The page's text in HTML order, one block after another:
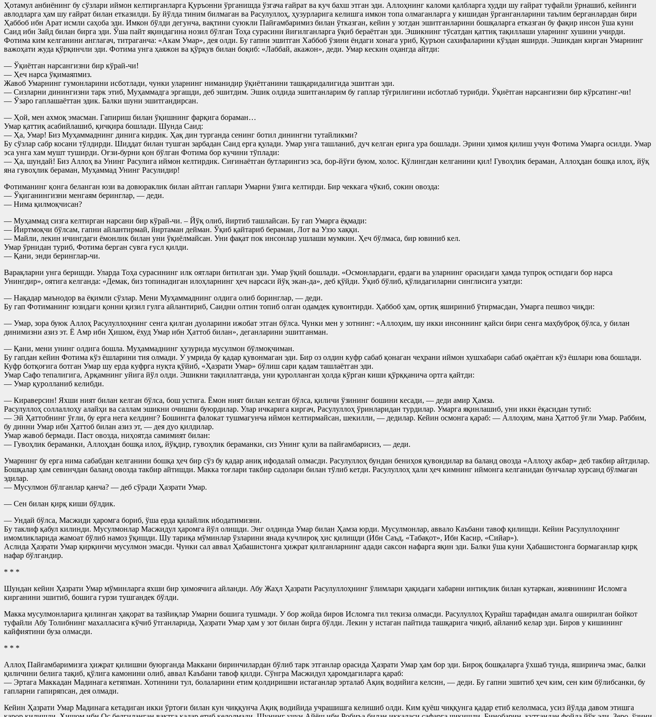
Ҳотамул анбиёнинг бу сўзлари иймон келтирганларга Қуръонни ўрганишда ўзгача ғайрат ва куч бахш этган эди. Аллоҳнинг каломи қалбларга худди шу ғайрат туфайли ўрнашиб, кейинги
авлодларга ҳам шу ғайрат билан етказилди. Бу йўлда тиним билмаган ва Расулуллоҳ, ҳузурларига келишга имкон топа олмаганларга у кишидан ўрганганларини таълим берганлардан бири
Ҳаббоб ибн Арат исмли саҳоба эди. Имкон бўлди дегунча, вақтини суюкли Пайғамбаримиз билан ўтказган, кейин у зотдан эшитганларини бошқаларга етказган бу фақир инсон ўша куни
Саид ибн Зайд билан бирга эди. Ўша пайт яқиндагина нозил бўлган Тоҳа сурасини йиғилганларга ўқиб бераётган эди. Эшикнинг тўсатдан қаттиқ тақиллаши уларнинг хушини учирди.
Фотима ким келганини англагач, титраганча: «Акам Умар», дея олди. Бу гапни эшитган Хаббоб ўзини ёндаги хонага уриб, Қуръон сахифаларини кўздан яширди. Эшикдан кирган Умарнинг
важоҳати жуда қўрқинчли эди. Фотима унга ҳаяжон ва қўрқув билан боқиб: «Лаббай, акажон», деди. Умар кескин оҳангда айтди:
— Ўқиётган нарсангизни бир кўрай-чи!
— Ҳеч нарса ўқимаяпмиз.
Жавоб Умарнинг гумонларини исботлади, чунки уларнинг ниманидир ўқиётганини ташқаридалигида эшитган эди.
— Сизларни динингизни тарк этиб, Муҳаммадга эргашди, деб эшитдим. Эшик олдида эшитганларим бу гаплар тўғрилигини исботлаб турибди. Ўқиётган нарсангизни бир кўрсатинг-чи!
— Ўзаро гаплашаёттан эдик. Балки шуни эшитгандирсан.
— Ҳой, мен ахмоқ эмасман. Гапириш билан ўқишнинг фарқига бораман…
Умар қаттиқ асабийлашиб, қичқира бошлади. Шунда Саид:
— Ҳа, Умар! Биз Муҳаммаднинг динига кирдик. Ҳақ дин турганда сенинг ботил динингни тутайликми?
Бу сўзлар сабр косани тўлдирди. Шиддат билан тушган зарбадан Саид ерга қулади. Умар унга ташланиб, дуч келган ерига ура бошлади. Эрини ҳимоя қилиш учун Фотима Умарга осилди. Умар
эса унга хам мушт туширди. Оғзи-бурни қон бўлган Фотима бор кучини тўплади:
— Ҳа, шундай! Биз Аллоҳ ва Унинг Расулига иймон келтирдик. Сиғинаётган бутларингиз эса, бор-йўғи буюм, холос. Қўлингдан келганини қил! Гувоҳлик бераман, Аллоҳдан бошқа илоҳ, йўқ
яна гувоҳлик бераман, Муҳаммад Унинг Расулидир!
Фотиманинг қонга беланган юзи ва довюраклик билан айтган гаплари Умарни ўзига келтирди. Бир чеккага чўкиб, сокин овозда:
— Ўқиганингизни менгаям беринглар, — деди.
— Нима қилмоқчисан?
— Муҳаммад сизга келтирган нарсани бир кўрай-чи. – Йўқ олиб, йиртиб ташлайсан. Бу гап Умарга ёқмади:
— Йиртмоқчи бўлсам, гапни айлантирмай, йиртаман дейман. Ўқиб қайтариб бераман, Лот ва Уззо хаққи.
— Майли, лекин ичингдаги ёмонлик билан уни ўқиёлмайсан. Уни фақат пок инсонлар ушлаши мумкин. Ҳеч бўлмаса, бир ювиниб кел.
Умар ўрнидан туриб, Фотима берган сувга ғусл қилди.
— Қани, энди беринглар-чи.
Варақларни унга беришди. Уларда Тоҳа сурасининг илк оятлари битилган эди. Умар ўқий бошлади. «Осмонлардаги, ердаги ва уларнинг орасидаги ҳамда тупроқ остидаги бор нарса
Унингдир», оятига келганда: «Демак, биз топинадиган илоҳларнинг ҳеч нарсаси йўқ экан-да», деб қўйди. Ўқиб бўлиб, қўлидагиларни синглисига узатди:
— Нақадар маънодор ва ёқимли сўзлар. Мени Муҳаммаднинг олдига олиб боринглар, — деди.
Бу гап Фотиманинг юзидаги қонни қизил гулга айлантириб, Саидни олтин топиб олган одамдек қувонтирди. Ҳаббоб ҳам, ортиқ яшириниб ўтирмасдан, Умарга пешвоз чиқди:
— Умар, зора буюк Аллоҳ Расулуллоҳнинг сенга қилган дуоларини ижобат этган бўлса. Чунки мен у зотнинг: «Аллоҳим, шу икки инсоннинг қайси бири сенга маҳбуброқ бўлса, у билан
динимизни азиз эт. Ё Амр ибн Ҳишом, ёхуд Умар ибн Ҳаттоб билан», деганларини эшитганман.
— Қани, мени унинг олдига бошла. Муҳаммаднинг ҳузурида мусулмон бўлмоқчиман.
Бу гапдан кейин Фотима кўз ёшларини тия олмади. У умрида бу қадар қувонмаган эди. Бир оз олдин куфр сабаб қонаган чеҳрани иймон хушхабари сабаб оқаётган кўз ёшлари юва бошлади.
Куфр ботқоғига ботган Умар шу ерда куфрга нуқта қўйиб, «Ҳазрати Умар» бўлиш сари қадам ташлаётган эди.
Умар Сафо тепалигига, Арқамнинг уйига йўл олди. Эшикни тақиллатганда, уни қуролланган ҳолда кўрган киши қўрққанича ортга қайтди:
— Умар қуролланиб келибди.
— Кираверсин! Яхши ният билан келган бўлса, бош устига. Ёмон ният билан келган бўлса, қиличи ўзининг бошини кесади, — деди амир Ҳамза.
Расулуллоҳ соллаллоҳу алайҳи ва саллам эшикни очишни буюрдилар. Улар ичкарига киргач, Расулуллоҳ ўринларидан турдилар. Умарга яқинлашиб, уни икки ёқасидан тутиб:
— Эй Ҳаттобнинг ўғли, бу ерга нега келдинг? Бошингга фалокат тушмагунча иймон келтирмайсан, шекилли, — дедилар. Кейин осмонга қараб: — Аллоҳим, мана Ҳаттоб ўғли Умар. Раббим,
бу динни Умар ибн Ҳаттоб билан азиз эт, — дея дуо қилдилар.
Умар жавоб бермади. Паст овозда, ниҳоятда самимият билан:
— Гувоҳлик бераманки, Аллоҳдан бошқа илоҳ, йўқдир, гувоҳлик бераманки, сиз Унинг қули ва пайғамбарисиз, — деди.
Умарнинг бу ерга нима сабабдан келганини бошқа ҳеч бир сўз бу қадар аниқ ифодалай олмасди. Расулуллоҳ бундан бениҳоя қувондилар ва баланд овозда «Аллоҳу акбар» деб такбир айтдилар.
Бошқалар ҳам севинчдан баланд овозда такбир айтишди. Макка тоғлари такбир садолари билан тўлиб кетди. Расулуллоҳ ҳали ҳеч кимнинг иймонга келганидан бунчалар хурсанд бўлмаган
эдилар.
— Мусулмон бўлганлар қанча? — деб сўради Ҳазрати Умар.
— Сен билан қирқ киши бўлдик.
— Ундай бўлса, Масжиди ҳаромга бориб, ўша ерда қилайлик ибодатимизни.
Бу таклиф қабул килинди. Мусулмонлар Масжидул ҳаромга йўл олишди. Энг олдинда Умар билан Ҳамза юрди. Мусулмонлар, аввало Каъбани тавоф қилишди. Кейин Расулуллоҳнинг
имомликларида жамоат бўлиб намоз ўқишди. Шу тариқа мўминлар ўзларини янада кучлироқ ҳис қилишди (Ибн Саъд, «Табақот», Ибн Касир, «Сийар»).
Аслида Ҳазрати Умар қирқинчи мусулмон эмасди. Чунки сал аввал Ҳабашистонга ҳижрат қилганларнинг адади саксон нафарга яқин эди. Балки ўша куни Ҳабашистонга бормаганлар қирқ
нафар бўлгандир.
* * *
Шундан кейин Ҳазрати Умар мўминларга яхши бир ҳимоячига айланди. Абу Жаҳл Ҳазрати Расулуллоҳнинг ўлимлари ҳақидаги хабарни интиқлик билан кутаркан, жиянининг Исломга
кирганини эшитиб, бошига гурзи тушгандек бўлди.
Макка мусулмонларига қилинган ҳақорат ва тазйиқлар Умарни бошига тушмади. У бор жойда биров Исломга тил текиза олмасди. Расулуллоҳ Қурайш тарафидан амалга оширилган бойкот
туфайли Абу Толибнинг махалласига кўчиб ўтганларида, Ҳазрати Умар ҳам у зот билан бирга бўлди. Лекин у истаган пайтида ташқарига чиқиб, айланиб келар эди. Биров у кишининг
кайфиятини буза олмасди.
* * *
Аллоҳ Пайғамбаримизга ҳижрат қилишни буюрганда Маккани биринчилардан бўлиб тарк этганлар орасида Ҳазрати Умар ҳам бор эди. Бироқ бошқаларга ўхшаб тунда, яширинча эмас, балки
қиличини белига тақиб, қўлига камонини олиб, аввал Каъбани тавоф қилди. Сўнгра Масжидул ҳаромдагиларга қараб:
— Эртага Маккадан Мадинага кетяпман. Хотинини тул, болаларини етим қолдиришни истаганлар эрталаб Ақиқ водийига келсин, — деди. Бу гапни эшитиб ҳеч ким, сен ким бўлибсанки, бу
гапларни гапиряпсан, дея олмади.
Кейин Ҳазрати Умар Мадинага кетадиган икки ўртоғи билан кун чиққунча Ақиқ водийида учрашишга келишиб олди. Ким қуёш чиққунга қадар етиб келолмаса, усиз йўлда давом этишга